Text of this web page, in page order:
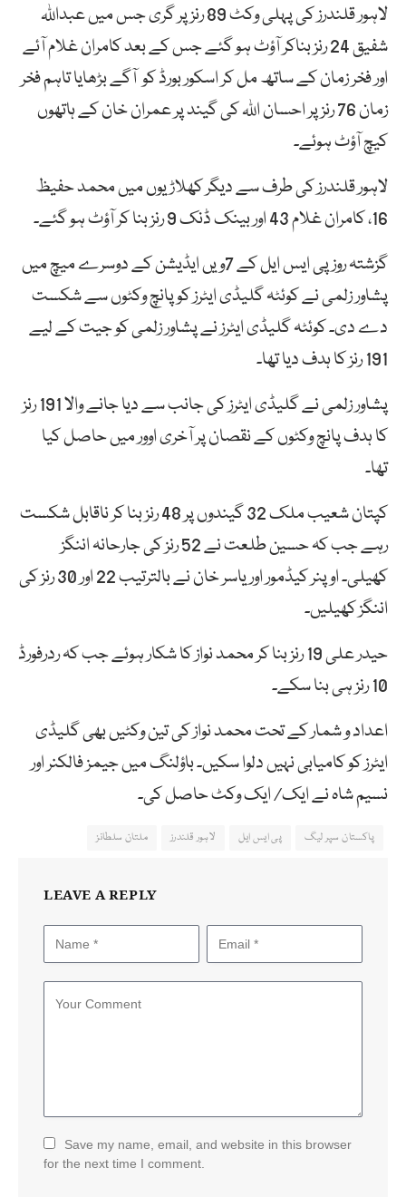
لاہور قلندرز کی پہلی وکٹ 89 رنز پر گری جس میں عبداللہ
شفیق 24 رنز بناکر آؤٹ ہو گئے جس کے بعد کامران غلام آئے
اور فخر زمان کے ساتھ مل کر اسکور بورڈ کو آگے بڑھایا تاہم فخر
زمان 76 رنز پر احسان اللہ کی گیند پر عمران خان کے ہاتھوں
کیچ آؤٹ ہوئے۔
لاہور قلندرز کی طرف سے دیگر کھلاڑیوں میں محمد حفیظ
16، کامران غلام 43 اور بینک ڈنک 9 رنز بنا کر آؤٹ ہو گئے۔
گزشتہ روز پی ایس ایل کے 7ویں ایڈیشن کے دوسرے میچ میں
پشاور زلمی نے کوئٹہ گلیڈی ایٹرز کو پانچ وکٹوں سے شکست
دے دی۔ کوئٹہ گلیڈی ایٹرز نے پشاور زلمی کو جیت کے لیے
191 رنز کا ہدف دیا تھا۔
پشاور زلمی نے گلیڈی ایٹرز کی جانب سے دیا جانے والا 191 رنز
کا ہدف پانچ وکٹوں کے نقصان پر آخری اوور میں حاصل کیا
تھا۔
کپتان شعیب ملک 32 گیندوں پر 48 رنز بنا کر ناقابل شکست
رہے جب کہ حسین طلعت نے 52 رنز کی جارحانہ اننگز
کھیلی۔ اوپنر کیڈمور اور یاسر خان نے بالترتیب 22 اور 30 رنز کی
اننگز کھیلیں۔
حیدر علی 19 رنز بنا کر محمد نواز کا شکار ہوئے جب کہ ردرفورڈ
10 رنز ہی بنا سکے۔
اعداد و شمار کے تحت محمد نواز کی تین وکٹیں بھی گلیڈی
ایٹرز کو کامیابی نہیں دلوا سکیں۔ باؤلنگ میں جیمز فالکنر اور
نسیم شاہ نے ایک/ ایک وکٹ حاصل کی۔
پاکستان سپر لیگ پی ایس ایل لاہور قلندرز ملتان سلطانز
LEAVE A REPLY
Save my name, email, and website in this browser
for the next time I comment.